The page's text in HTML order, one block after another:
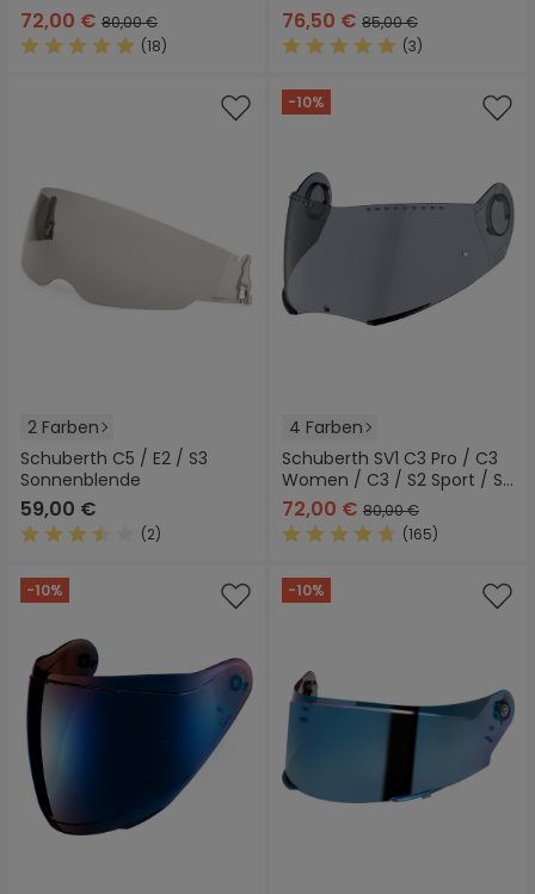
72,00 € 80,00 €
(18)
76,50 € 85,00 €
(3)
2 Farben
Schuberth C5 / E2 / S3
Sonnenblende
59,00 €
(2)
-10%
4 Farben
Schuberth SV1 C3 Pro / C3
Women / C3 / S2 Sport / S2
Visier
72,00 € 80,00 €
(165)
-10% -10%